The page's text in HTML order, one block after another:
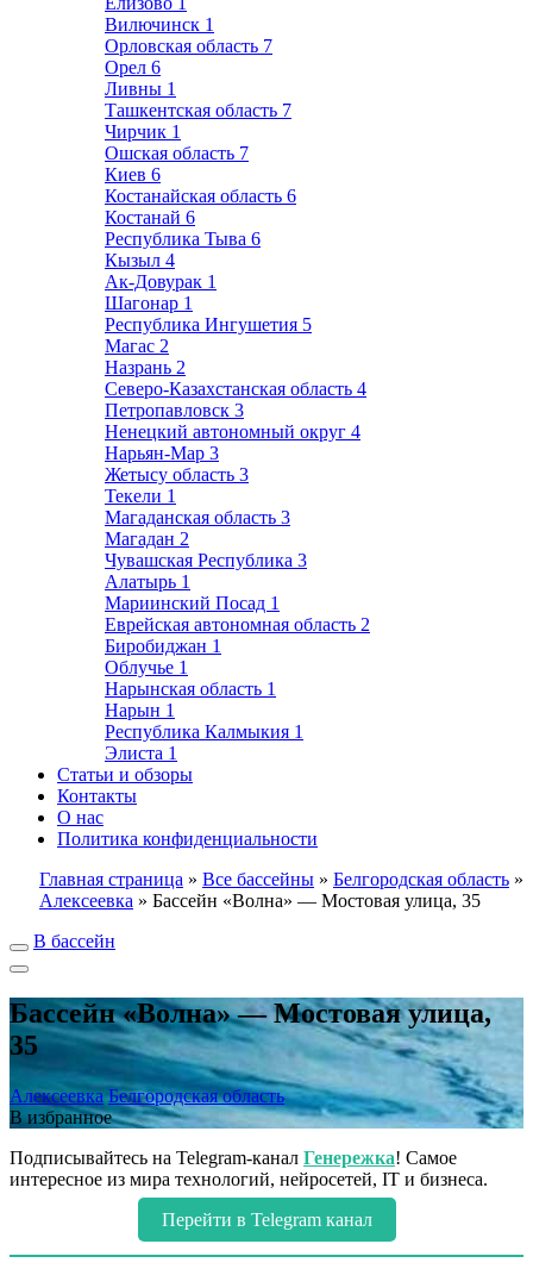
Вилючинск 1
Орловская область 7
Орел 6
Ливны 1
Ташкентская область 7
Чирчик 1
Ошская область 7
Киев 6
Костанайская область 6
Костанай 6
Республика Тыва 6
Кызыл 4
Ак-Довурак 1
Шагонар 1
Республика Ингушетия 5
Магас 2
Назрань 2
Северо-Казахстанская область 4
Петропавловск 3
Ненецкий автономный округ 4
Нарьян-Мар 3
Жетысу область 3
Текели 1
Магаданская область 3
Магадан 2
Чувашская Республика 3
Алатырь 1
Мариинский Посад 1
Еврейская автономная область 2
Биробиджан 1
Облучье 1
Нарынская область 1
Нарын 1
Республика Калмыкия 1
Элиста 1
Статьи и обзоры
Контакты
О нас
Политика конфиденциальности
Главная страница » Все бассейны » Белгородская область »
Алексеевка » Бассейн «Волна» — Мостовая улица, 35
В бассейн
Бассейн «Волна» — Мостовая улица,
35
Алексеевка Белгородская область
В избранное
Подписывайтесь на Telegram-канал Генережка! Самое
интересное из мира технологий, нейросетей, IT и бизнеса.
Перейти в Telegram канал